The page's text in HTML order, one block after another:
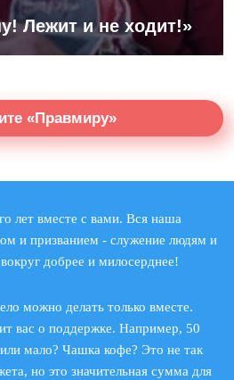
Лежит и не ходит!»
«Правмиру»
лет вместе с вами. Вся наша
и призванием - служение людям и
добрее и милосерднее!
можно делать только вместе.
вас о поддержке. Например, 50
мало? Чашка кофе? Это не так
но это значительная сумма для